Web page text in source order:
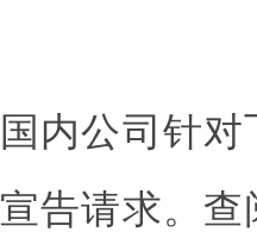
国内公司针
宣告请求。